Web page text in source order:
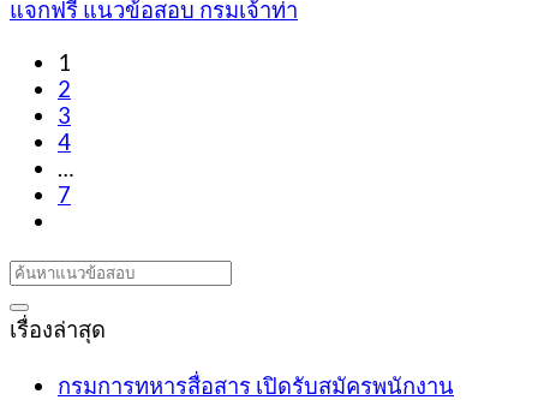
แจกฟรี แนวข้อสอบ กรมเจ้าท่า
1
2
3
4
…
7
เรื่องล่าสุด
กรมการทหารสื่อสาร เปิดรับสมัครพนักงาน